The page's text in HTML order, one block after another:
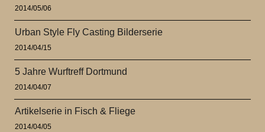
2014/05/06
Urban Style Fly Casting Bilderserie
2014/04/15
5 Jahre Wurftreff Dortmund
2014/04/07
Artikelserie in Fisch & Fliege
2014/04/05